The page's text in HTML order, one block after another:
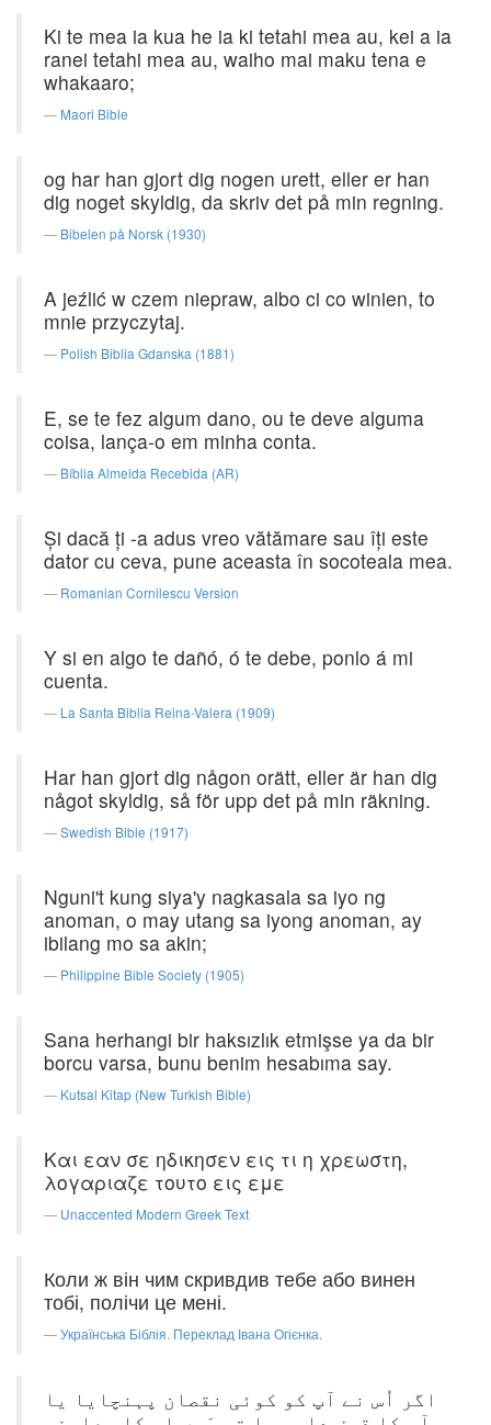
Ki te mea ia kua he ia ki tetahi mea au, kei a ia
ranei tetahi mea au, waiho mai maku tena e
whakaaro;
Maori Bible
og har han gjort dig nogen urett, eller er han
dig noget skyldig, da skriv det på min regning.
Bibelen på Norsk (1930)
A jeźlić w czem niepraw, albo ci co winien, to
mnie przyczytaj.
Polish Biblia Gdanska (1881)
E, se te fez algum dano, ou te deve alguma
coisa, lança-o em minha conta.
Bíblia Almeida Recebida (AR)
Şi dacă ţi -a adus vreo vătămare sau îţi este
dator cu ceva, pune aceasta în socoteala mea.
Romanian Cornilescu Version
Y si en algo te dañó, ó te debe, ponlo á mi
cuenta.
La Santa Biblia Reina-Valera (1909)
Har han gjort dig någon orätt, eller är han dig
något skyldig, så för upp det på min räkning.
Swedish Bible (1917)
Nguni't kung siya'y nagkasala sa iyo ng
anoman, o may utang sa iyong anoman, ay
ibilang mo sa akin;
Philippine Bible Society (1905)
Sana herhangi bir haksızlık etmişse ya da bir
borcu varsa, bunu benim hesabıma say.
Kutsal Kitap (New Turkish Bible)
Και εαν σε ηδικησεν εις τι η χρεωστη,
λογαριαζε τουτο εις εμε
Unaccented Modern Greek Text
Коли ж він чим скривдив тебе або винен
тобі, полічи це мені.
Українська Біблія. Переклад Івана Огієнка.
اگر اُس نے آپ کو کوئی نقصان پہنچایا یا